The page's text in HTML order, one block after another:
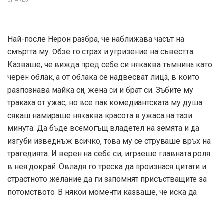
Най-после Нерон разбра, че наближава часът на
смъртта му. Обзе го страх и угризение на съвестта.
Казваше, че вижда пред себе си някаква тъмнина като
черен облак, а от облака се надвесват лица, в които
разпознава майка си, жена си и брат си. Зъбите му
тракаха от ужас, но все пак комедиантската му душа
сякаш намираше някаква красота в ужаса на тази
минута. Да бъде всемогъщ владетел на земята и да
изгуби изведнъж всичко, това му се струваше връх на
трагедията. И верен на себе си, играеше главната роля
в нея докрай. Овладя го треска да произнася цитати и
страстното желание да ги запомнят присъстващите за
потомството. В някои моменти казваше, че иска да